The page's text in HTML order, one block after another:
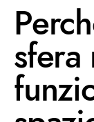
sfera